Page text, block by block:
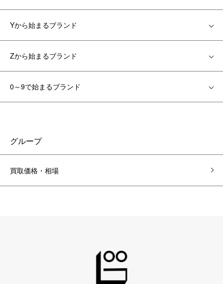
Yから始まるブランド
Zから始まるブランド
0～9で始まるブランド
グループ
買取価格・相場